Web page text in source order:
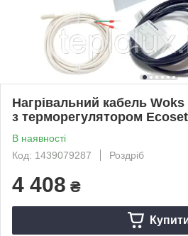
Нагрівальний кабель
з терморегулятором
В наявності
Код: 1439079287
Роздріб
4 408 ₴